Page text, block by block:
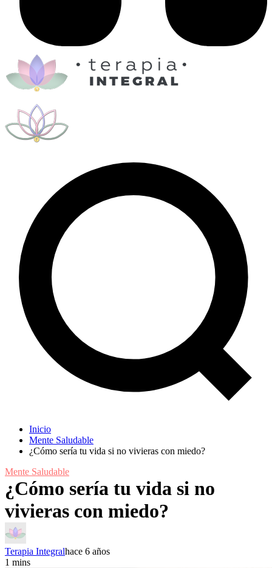
Inicio
Mente Saludable
¿Cómo sería tu vida si no vivieras con miedo?
Mente Saludable
¿Cómo sería tu vida si no
vivieras con miedo?
Terapia Integralhace 6 años
1 mins